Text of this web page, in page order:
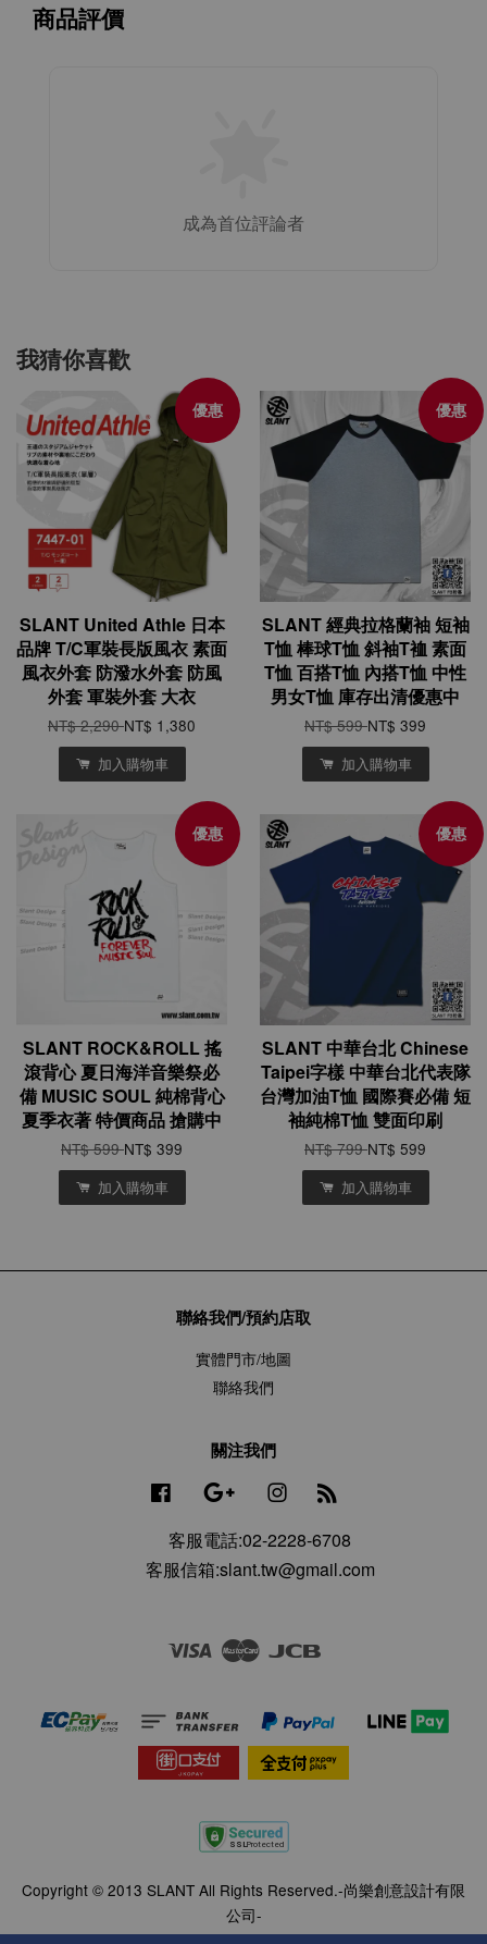
商品評價
成為首位評論者
我猜你喜歡
優惠
SLANT United Athle 日本
品牌 T/C軍裝長版風衣 素面
風衣外套 防潑水外套 防風
外套 軍裝外套 大衣
NT$ 2,290NT$ 1,380
加入購物車
優惠
SLANT 經典拉格蘭袖 短袖
T恤 棒球T恤 斜袖T裇 素面
T恤 百搭T恤 內搭T恤 中性
男女T恤 庫存出清優惠中
NT$ 599NT$ 399
加入購物車
優惠
SLANT ROCK&ROLL 搖
滾背心 夏日海洋音樂祭必
備 MUSIC SOUL 純棉背心
夏季衣著 特價商品 搶購中
NT$ 599NT$ 399
加入購物車
優惠
SLANT 中華台北 Chinese
Taipei字樣 中華台北代表隊
台灣加油T恤 國際賽必備 短
袖純棉T恤 雙面印刷
NT$ 799NT$ 599
加入購物車
聯絡我們/預約店取
實體門市/地圖
聯絡我們
關注我們
Facebook Google Instagram
客服電話:02-2228-6708
客服信箱:slant.tw@gmail.com
Visa Master
Copyright © 2013 SLANT All Rights Reserved.-尚樂創意設計有限
公司-